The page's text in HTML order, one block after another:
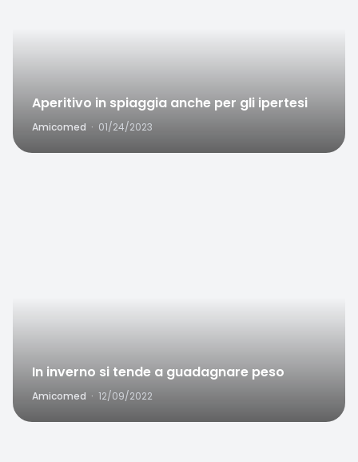
Aperitivo in spiaggia anche per gli ipertesi
Amicomed · 01/24/2023
In inverno si tende a guadagnare peso
Amicomed · 12/09/2022